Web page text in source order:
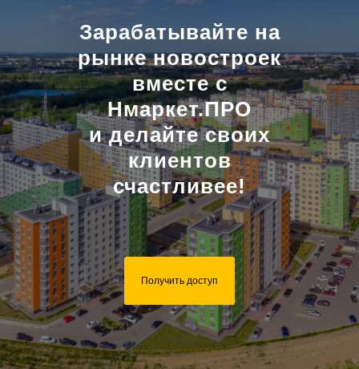
Зарабатывайте на
рынке новостроек
вместе с
Нмаркет.ПРО
и делайте своих
клиентов
счастливее!
Получить доступ